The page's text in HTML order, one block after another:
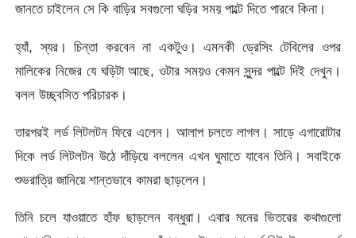
জানতে চাইলেন সে কি বাড়ির সবগুলো ঘড়ির সময় পাল্টে দিতে পারবে কিনা।
হ্যাঁ, স্যর। চিন্তা করবেন না একটুও। এমনকী ড্রেসিং টেবিলের ওপর
মালিকের নিজের যে ঘড়িটা আছে, ওটার সময়ও কেমন সুন্দর পাল্টে দিই দেখুন।
বলল উচ্ছ্বসিত পরিচারক।
তারপরই লর্ড লিটলটন ফিরে এলেন। আলাপ চলতে লাগল। সাড়ে এগারোটার
দিকে লর্ড লিটলটন উঠে দাঁড়িয়ে বললেন এখন ঘুমাতে যাবেন তিনি। সবাইকে
শুভরাত্রি জানিয়ে শান্তভাবে কামরা ছাড়লেন।
তিনি চলে যাওয়াতে হাঁফ ছাড়লেন বন্ধুরা। এবার মনের ভিতরের কথাগুলো